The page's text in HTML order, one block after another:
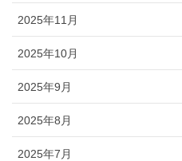
2025年11月
2025年10月
2025年9月
2025年8月
2025年7月